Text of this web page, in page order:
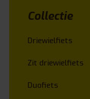
Collectie
Driewielfiets
Zit driewielfiets
Duofiets